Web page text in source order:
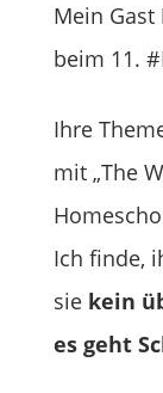
Mein Gast
beim 11.
Ihre
mit „The
Ich finde,
sie kein
es geht